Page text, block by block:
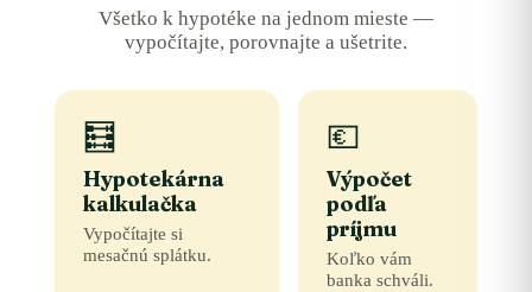
Všetko k hypotéke na jednom mieste —
vypočítajte, porovnajte a ušetrite.
🧮
Hypotekárna
kalkulačka
Vypočítajte si
mesačnú splátku.
💶
Výpočet
podľa
príjmu
Koľko vám
banka schváli.